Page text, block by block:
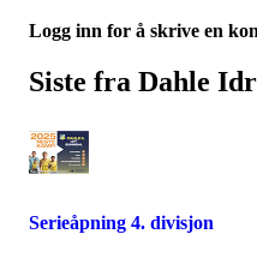
Logg inn for å skrive en
Siste fra Dahle
Serieåpning 4. divisjon